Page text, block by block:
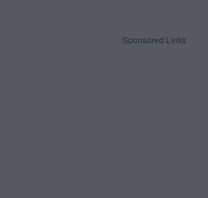
Sponsored Links